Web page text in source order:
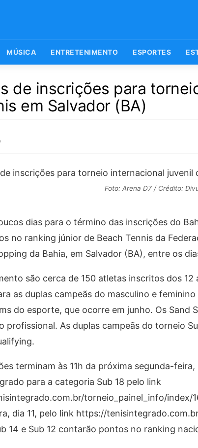
MÚSICA ENTRETENIMENTO ESPORTES
de inscrições para
em Salvador (BA)
Foto: Arena D7 / Crédito:
dias para o término das inscrições do
no ranking júnior de Beach Tennis da
da Bahia, em Salvador (BA), entre os
são cerca de 150 atletas inscritos dos
as duplas campeãs do masculino e
do esporte, que ocorre em junho. Os Sand
profissional. As duplas campeãs do torneio
terminam às 11h da próxima segunda-
para a categoria Sub 18 pelo link
torneio_painel_info/index/
dia 11, pelo link https://
14 e Sub 12 contarão pontos no ranking